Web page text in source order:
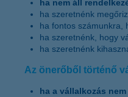
ha nem áll
ha szeretnénk
ha fontos számunkra,
ha szeretnénk, hogy
ha szeretnénk
Az önerőből történő
ha a vállalkozás